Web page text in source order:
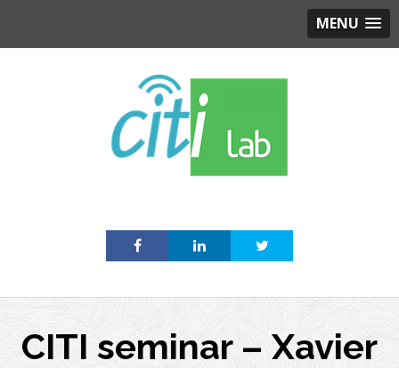
MENU
CITI seminar – Xavier